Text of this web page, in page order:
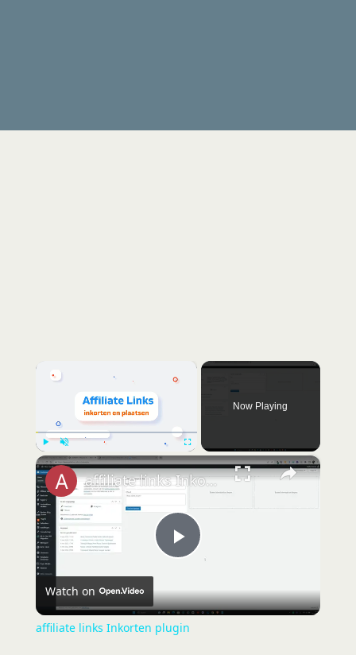
Play Unmute
Now Playing
×
P
l
affiliate links Inkorten plugin
Watch on
affiliate links Inkorten plugin